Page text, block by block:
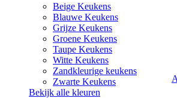
Beige Keukens
Blauwe Keukens
Grijze Keukens
Groene Keukens
Taupe Keukens
Witte Keukens
Zandkleurige keukens
Zwarte Keukens
Bekijk alle kleuren